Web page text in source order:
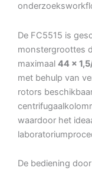
De FC5515 is
monstergroottes
maximaal 44 ×
met behulp van
rotors
waardoor het
De bediening